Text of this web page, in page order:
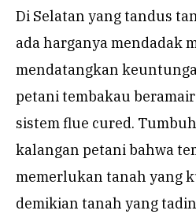
Di Selatan yang tandus
ada harganya mendadak
mendatangkan
petani tembakau
sistem flue cured.
kalangan petani bahwa
memerlukan tanah yang
demikian tanah yang